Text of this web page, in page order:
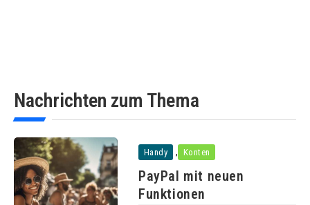
Nachrichten zum Thema
Handy , Konten
PayPal mit neuen
Funktionen